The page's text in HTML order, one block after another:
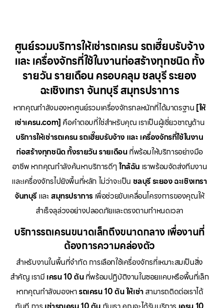
ศูนย์รวมบริการให้เช่ารถเครน รถเฮี๊ยบรับจ้าง
และ เครื่องจักรที่ใช้ในงานก่อสร้างทุกชนิด ทั้ง
รายวัน รายเดือน ครอบคลุม ชลบุรี ระยอง
ฉะเชิงเทรา จันทบุรี สมุทรปราการ
หากคุณกำลังมองหาศูนย์รวมเครื่องจักรกลหนักที่ได้มาตรฐาน [ให้
เช่าเครน.com] คือคำตอบที่ใช่สำหรับคุณ เราเป็นผู้เชี่ยวชาญด้าน
บริการให้เช่ารถเครน รถเฮี๊ยบรับจ้าง และ เครื่องจักรที่ใช้ในงาน
ก่อสร้างทุกชนิด ทั้งรายวัน รายเดือน ที่พร้อมให้บริการอย่างมือ
อาชีพ หากคุณกำลังค้นหาบริการดีๆใกล้ฉัน เราพร้อมจัดส่งทีมงาน
และเครื่องจักรไปยังพื้นที่หลัก ไม่ว่าจะเป็น ชลบุรี ระยอง ฉะเชิงเทรา
จันทบุรี และสมุทรปราการ เพื่อช่วยขับเคลื่อนโครงการของคุณให้
สำเร็จลุล่วงอย่างปลอดภัยและตรงตามกำหนดเวลา
บริการรถเครนขนาดเล็กถึงขนาดกลาง เพื่องานที่
ต้องการความคล่องตัว
สำหรับงานในพื้นที่จำกัด การเลือกใช้เครื่องจักรที่เหมาะสมเป็นสิ่ง
สำคัญ เรามี เครน 10 ตัน ที่พร้อมปฏิบัติงานในซอยแคบหรือพื้นที่เล็ก
หากคุณกำลังมองหารถเครน 10 ตัน ให้เช่า สามารถติดต่อเราได้